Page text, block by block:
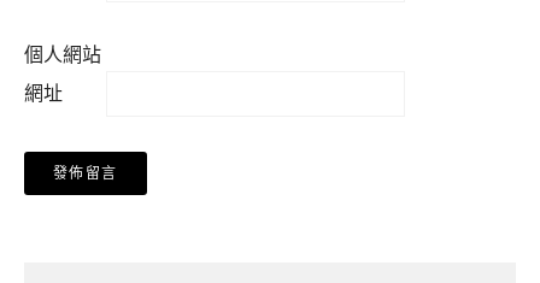
個人網站
網址